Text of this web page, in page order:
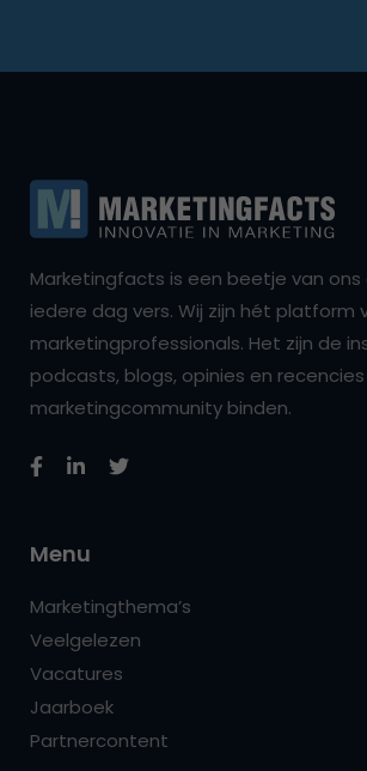
Marketingfacts is een beetje van ons
iedere dag vers. Wij zijn hét platform
marketingprofessionals. Het zijn de
podcasts, blogs, opinies en
marketingcommunity binden.
Menu
Marketingthema’s
Veelgelezen
Vacatures
Jaarboek
Partnercontent